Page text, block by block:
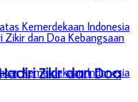
Zikir dan Doa